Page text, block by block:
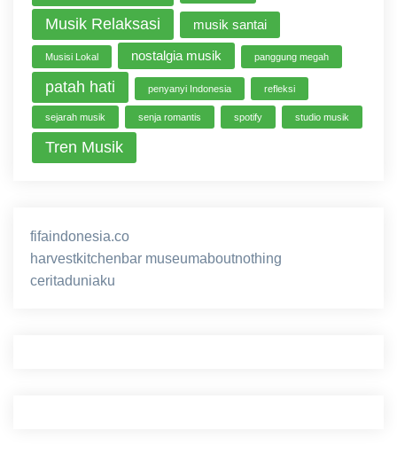
Musik Relaksasi musik santai
Musisi Lokal nostalgia musik panggung megah
patah hati penyanyi Indonesia refleksi
sejarah musik senja romantis spotify studio musik
Tren Musik
fifaindonesia.co
harvestkitchenbar museumaboutnothing
ceritaduniaku